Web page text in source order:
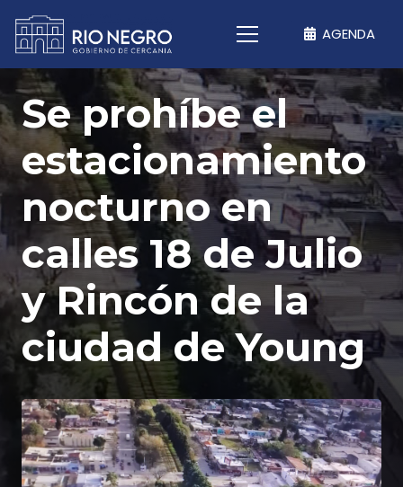
AGENDA
Se prohíbe el
estacionamiento
nocturno en
calles 18 de Julio
y Rincón de la
ciudad de Young